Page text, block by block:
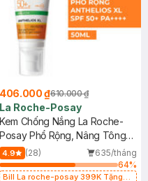
406.000 ₫610.000 ₫
La Roche-Posay
Kem Chống Nắng La Roche-
Posay Phổ Rộng, Nâng Tông
Kiềm Dầu 50ml
4.9 (28)
635/tháng
64%
Bill La roche-posay 399K Tặng